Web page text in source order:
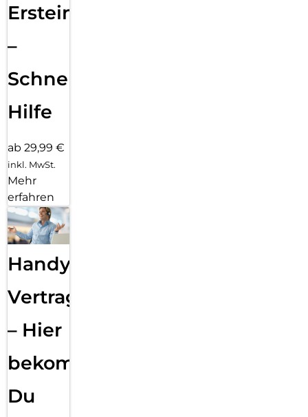
Ersteinrichtung
–
Schnelle
Hilfe
ab 29,99 €
inkl. MwSt.
Mehr
erfahren
Handy
Vertragsabwicklung
– Hier
bekommst
Du